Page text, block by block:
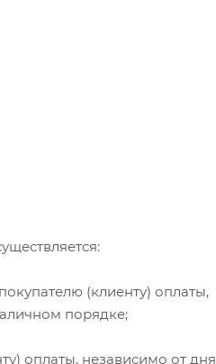
(клиенту) оплаты,
порядке;
оплаты, независимо от дня